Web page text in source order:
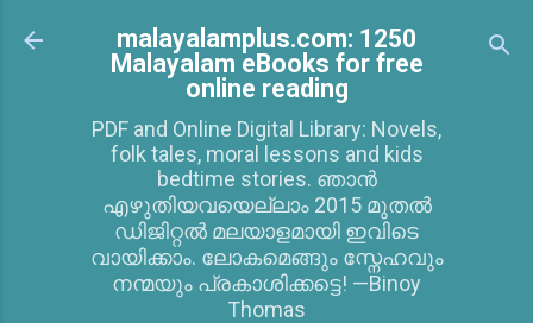
Skip to main content
malayalamplus.com: 1250
Malayalam eBooks for free
online reading
PDF and Online Digital Library: Novels,
folk tales, moral lessons and kids
bedtime stories. ഞാൻ
എഴുതിയവയെല്ലാം 2015 മുതൽ
ഡിജിറ്റൽ മലയാളമായി ഇവിടെ
വായിക്കാം. ലോകമെങ്ങും സ്നേഹവും
നന്മയും പ്രകാശിക്കട്ടെ! —Binoy
Thomas